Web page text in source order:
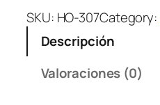
Q
G
SKU: HO-307Category:
Descripción
Valoraciones (0)